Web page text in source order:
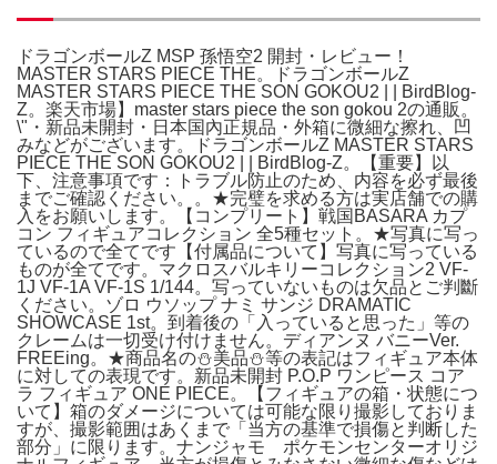
ドラゴンボールZ MSP 孫悟空2 開封・レビュー！
MASTER STARS PIECE THE。ドラゴンボールZ
MASTER STARS PIECE THE SON GOKOU2 | | BirdBlog-
Z。楽天市場】master stars piece the son gokou 2の通販。
\"・新品未開封・日本国內正規品・外箱に微細な擦れ、凹
みなどがございます。ドラゴンボールZ MASTER STARS
PIECE THE SON GOKOU2 | | BirdBlog-Z。【重要】以
下、注意事項です：トラブル防止のため、内容を必ず最後
までご確認ください。。★完璧を求める方は実店舗での購
入をお願いします。【コンプリート】戦国BASARA カプ
コン フィギュアコレクション 全5種セット。★写真に写っ
ているので全てです【付属品について】写真に写っている
ものが全てです。マクロスバルキリーコレクション2 VF-
1J VF-1A VF-1S 1/144。写っていないものは欠品とご判斷
ください。ゾロ ウソップ ナミ サンジ DRAMATIC
SHOWCASE 1st。到着後の「入っていると思った」等の
クレームは一切受け付けません。ディアンヌ バニーVer.
FREEing。★商品名の⛄美品⛄等の表記はフィギュア本体
に対しての表現です。新品未開封 P.O.P ワンピース コア
ラ フィギュア ONE PIECE。【フィギュアの箱・状態につ
いて】箱のダメージについては可能な限り撮影しておりま
すが、撮影範囲はあくまで「当方の基準で損傷と判断した
部分」に限ります。ナンジャモ ポケモンセンターオリジ